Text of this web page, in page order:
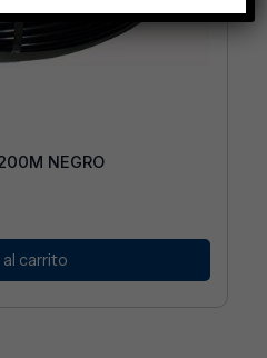
NEGRO
carrito